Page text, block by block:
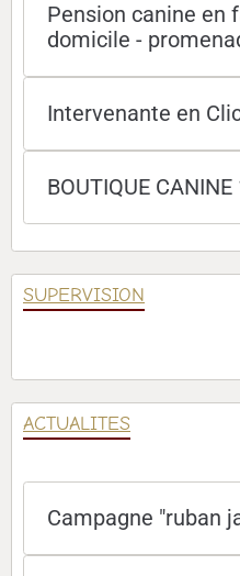
Pension canine en
domicile -
Intervenante en
BOUTIQUE
SUPERVISION
ACTUALITES
Campagne "ruban